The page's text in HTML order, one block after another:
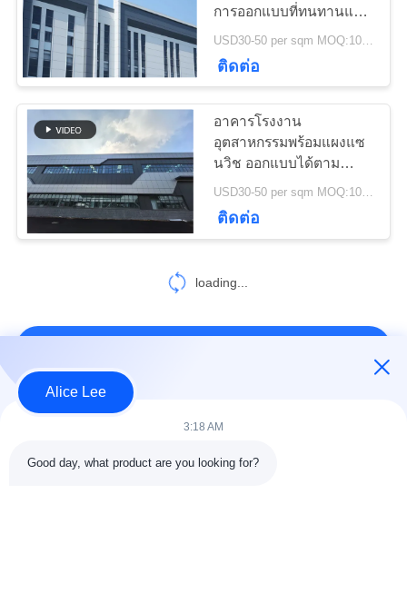
อาคารโชว์รูมรถยนต์
11
การออกแบบที่ทนทานและ
คลังสินค้า
USD30-50 per sqm MOQ:1000 sqm
ติดต่อ
อาคารโรงงาน
อุตสาหกรรมพร้อมแผงแซ
นวิช ออกแบบได้ตาม
ต้องการสำหรับการ
USD30-50 per sqm MOQ:1000 sqm
ติดต่อ
loading...
หมวดหมู่ยอดนิยม
Alice Lee
3:18 AM
Good day, what product are you looking for?